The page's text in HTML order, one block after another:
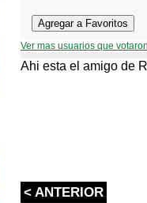
Ver mas usuarios que votaron
Ahi esta el amigo de
< ANTERIOR